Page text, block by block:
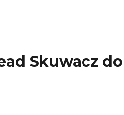
Skuwacz do